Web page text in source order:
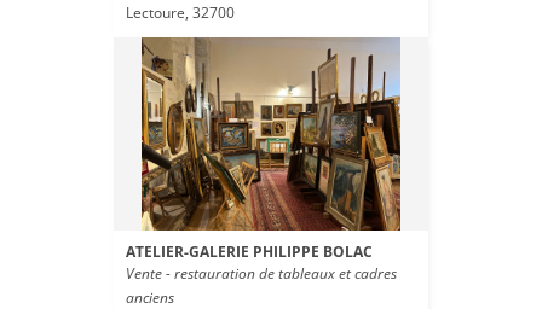
Lectoure, 32700
ATELIER-GALERIE PHILIPPE BOLAC
Vente - restauration de tableaux et cadres
anciens